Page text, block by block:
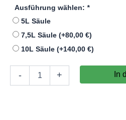
Ausführung wählen: *
5L Säule
7,5L Säule (+80,00 €)
10L Säule (+140,00 €)
- + In